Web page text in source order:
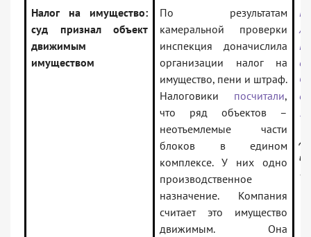
Налог на имущество:
суд признал объект
движимым
имуществом
По результатам
камеральной проверки
инспекция доначислила
организации налог на
имущество, пени и штраф.
Налоговики посчитали,
что ряд объектов –
неотъемлемые части
блоков в едином
комплексе. У них одно
производственное
назначение. Компания
считает это имущество
движимым. Она
—